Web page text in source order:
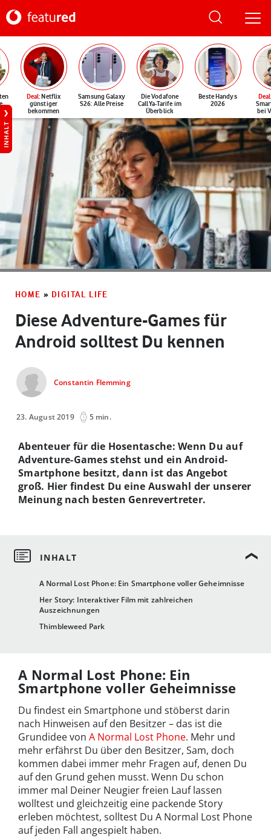
Deal: Netflix
günstiger
bekommen
Samsung Galaxy
S26: Alle Preise
Die Vodafone
CallYa-Tarife im
Überblick
Beste Handys
2026
Deal
bei
INHALT
HOME » DIGITAL LIFE
Diese Adventure-Games für
Android solltest Du kennen
Constantin Flemming
23. August 2019 5 min.
A Normal Lost Phone: Ein Smartphone voller Geheimnisse
Her Story: Interaktiver Film mit zahlreichen
Auszeichnungen
Thimbleweed Park
Abenteuer für die Hosentasche: Wenn Du auf
Adventure-Games stehst und ein Android-
Smartphone besitzt, dann ist das Angebot
groß. Hier findest Du eine Auswahl der unserer
Meinung nach besten Genrevertreter.
A Normal Lost Phone: Ein
Smartphone voller Geheimnisse
Du findest ein Smartphone und stöberst darin
nach Hinweisen auf den Besitzer – das ist die
Grundidee von A Normal Lost Phone. Mehr und
mehr erfährst Du über den Besitzer, Sam, doch
kommen dabei immer mehr Fragen auf, denen Du
auf den Grund gehen musst. Wenn Du schon
immer mal Deiner Neugier freien Lauf lassen
wolltest und gleichzeitig eine packende Story
erleben möchtest, solltest Du A Normal Lost Phone
auf jeden Fall angespielt haben.